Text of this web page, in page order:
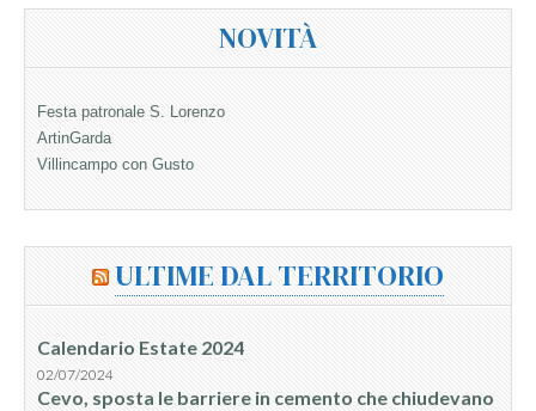
NOVITÀ
Festa patronale S. Lorenzo
ArtinGarda
Villincampo con Gusto
ULTIME DAL TERRITORIO
Calendario Estate 2024
02/07/2024
Cevo, sposta le barriere in cemento che chiudevano